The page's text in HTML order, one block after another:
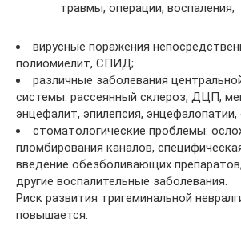
травмы, операции, воспаления;
вирусные поражения
полиомиелит, СПИД;
различные заболевания
системы: рассеянный склероз, ДЦП,
энцефалит, эпилепсия, энцефалопатии,
стоматологические проблемы:
пломбирования каналов,
введение обезболивающих
другие воспалительные заболевания.
Риск развития тригеминальной
повышается: